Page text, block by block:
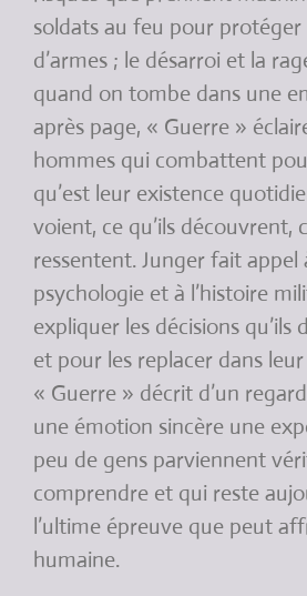
soldats au feu pour protéger
d’armes ; le désarroi et la
quand on tombe dans une
après page, « Guerre »
hommes qui combattent
qu’est leur existence
voient, ce qu’ils découvrent,
ressentent. Junger fait appel
psychologie et à l’histoire
expliquer les décisions
et pour les replacer dans
« Guerre » décrit d’un
une émotion sincère une
peu de gens parviennent
comprendre et qui reste
l’ultime épreuve que peut
humaine.